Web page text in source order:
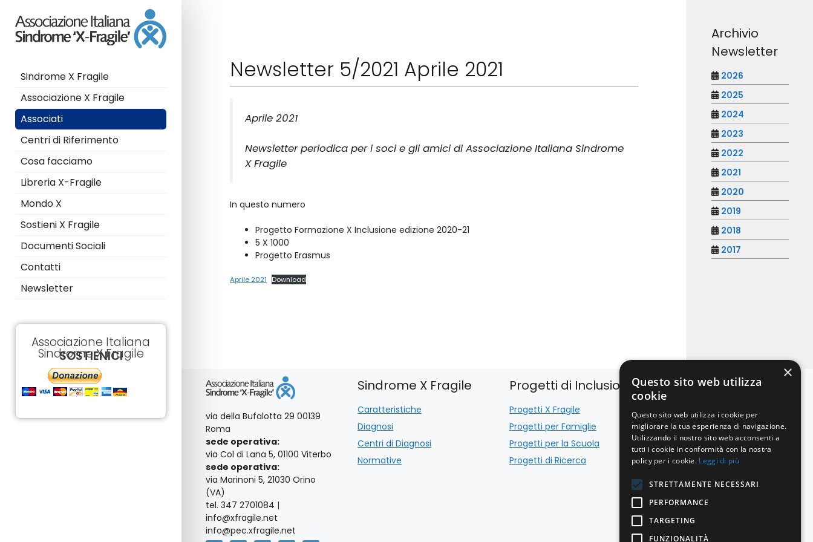
Sindrome X Fragile
Associazione X Fragile
Associati
Centri di Riferimento
Cosa facciamo
Libreria X-Fragile
Mondo X
Sostieni X Fragile
Documenti Sociali
Contatti
Newsletter
Associazione Italiana
Sindrome X Fragile
SOSTIENICI
Newsletter 5/2021 Aprile 2021
Aprile 2021
Newsletter periodica per i soci e gli amici di Associazione Italiana Sindrome
X Fragile
In questo numero
Progetto Formazione X Inclusione edizione 2020-21
5 X 1000
Progetto Erasmus
Aprile 2021 Download
Archivio
Newsletter
2026
2025
2024
2023
2022
2021
2020
2019
2018
2017
via della Bufalotta 29 00139
Roma
sede operativa:
via Col di Lana 5, 01100 Viterbo
sede operativa:
via Marinoni 5, 21030 Orino
(VA)
tel. 347 2701084 |
info@xfragile.net
info@pec.xfragile.net
Sindrome X Fragile
Caratteristiche
Diagnosi
Centri di Diagnosi
Normative
Progetti di Inclusione
Progetti X Fragile
Progetti per Famiglie
Progetti per la Scuola
Progetti di Ricerca
Istituzionale
Bilancio
Trattamento Dati
Cookie Policy
×
Questo sito web utilizza
cookie
Questo sito web utilizza i cookie per
migliorare la tua esperienza di navigazione.
Utilizzando il nostro sito web acconsenti a
tutti i cookie in conformità con la nostra
policy per i cookie. Leggi di più
STRETTAMENTE NECESSARI
PERFORMANCE
TARGETING
FUNZIONALITÀ